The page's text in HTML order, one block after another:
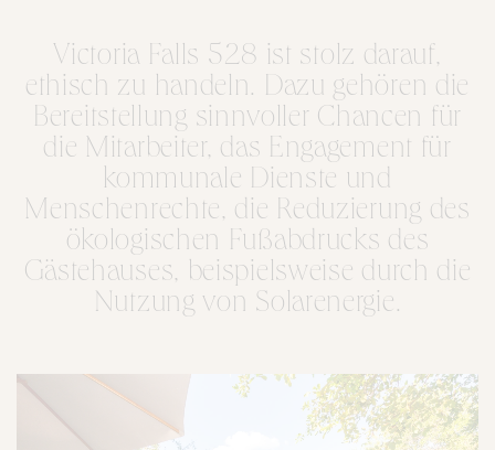
Victoria Falls 528 ist stolz darauf,
ethisch zu handeln. Dazu gehören die
Bereitstellung sinnvoller Chancen für
die Mitarbeiter, das Engagement für
kommunale Dienste und
Menschenrechte, die Reduzierung des
ökologischen Fußabdrucks des
Gästehauses, beispielsweise durch die
Nutzung von Solarenergie.